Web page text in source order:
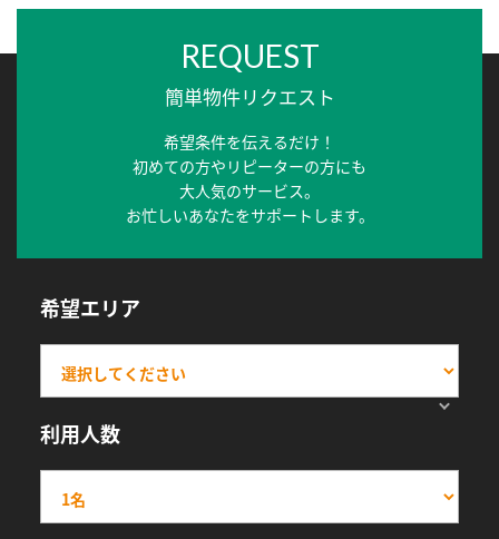
REQUEST
簡単物件リクエスト
希望条件を伝えるだけ！
初めての方やリピーターの方にも
大人気のサービス。
お忙しいあなたをサポートします。
希望エリア
利用人数